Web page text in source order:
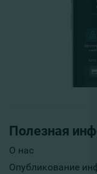
Полезная
О нас
Опубликование